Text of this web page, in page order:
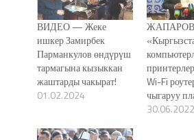
ВИДЕО — Жеке
ишкер Замирбек
Парманкулов өндүрүш
тармагына кызыккан
жаштарды чакырат!
01.02.2024
Wi-Fi
чыгаруу
30.06.2022